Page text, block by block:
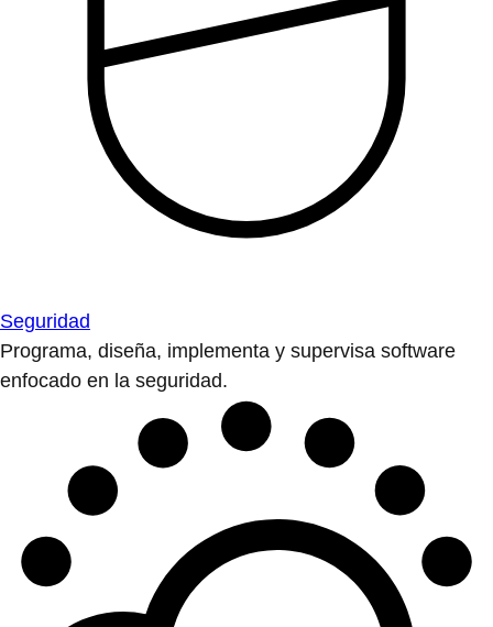
Seguridad
Programa, diseña, implementa y supervisa software
enfocado en la seguridad.